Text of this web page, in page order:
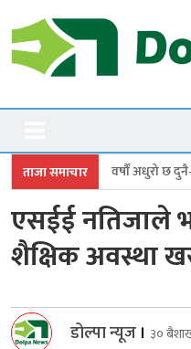
to
content
Dolpanews
ताजा समाचार
छ दुनै–तिप्ला सडक;स्थानीयले लगाए
एसईई नतिजाले
शैक्षिक अवस्था
डोल्पा न्यूज । ३०